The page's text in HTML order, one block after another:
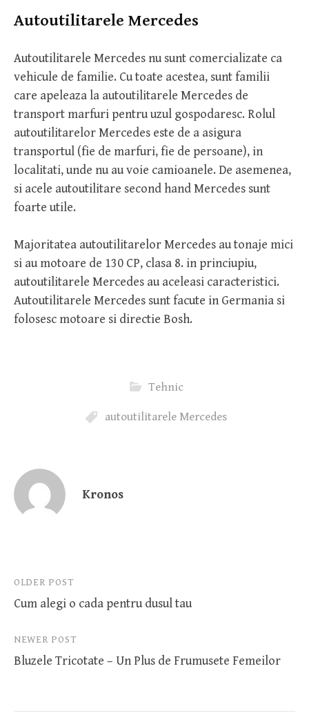
Autoutilitarele Mercedes
Autoutilitarele Mercedes nu sunt comercializate ca
vehicule de familie. Cu toate acestea, sunt familii
care apeleaza la autoutilitarele Mercedes de
transport marfuri pentru uzul gospodaresc. Rolul
autoutilitarelor Mercedes este de a asigura
transportul (fie de marfuri, fie de persoane), in
localitati, unde nu au voie camioanele. De asemenea,
si acele autoutilitare second hand Mercedes sunt
foarte utile.
Majoritatea autoutilitarelor Mercedes au tonaje mici
si au motoare de 130 CP, clasa 8. in princiupiu,
autoutilitarele Mercedes au aceleasi caracteristici.
Autoutilitarele Mercedes sunt facute in Germania si
folosesc motoare si directie Bosh.
Tehnic
autoutilitarele Mercedes
Kronos
Post
navigation
OLDER POST
Cum alegi o cada pentru dusul tau
NEWER POST
Bluzele Tricotate – Un Plus de Frumusete Femeilor